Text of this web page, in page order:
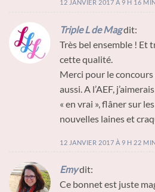
12 JANVIER 2017 À 9 H 16
Triple L de Magdit:
Très bel ensemble ! Et
cette qualité.
Merci pour le
aussi. A l’AEF,
« en vrai », flâner sur
nouvelles laines et
12 JANVIER 2017 À 9 H 22
Emydit:
Ce bonnet est juste